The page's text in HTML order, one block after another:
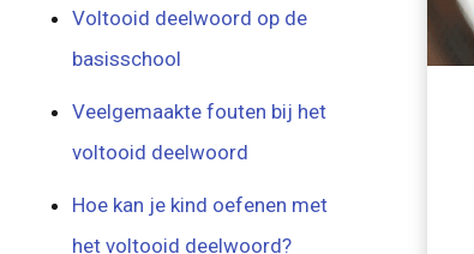
Voltooid deelwoord op de
basisschool
Veelgemaakte fouten bij het
voltooid deelwoord
Hoe kan je kind oefenen met
het voltooid deelwoord?